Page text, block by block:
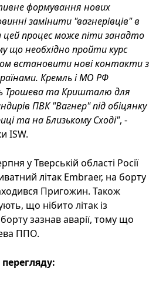
формування нових
замінити "вагнерівців" в
цей процес може піти занадто
що необхідно пройти курс
встановити нові контакти з
Кремль і МО РФ
Трошева та Кришталю для
ПВК "Вагнер" під обіцянку
та на Близькому Сході", -
ISW.
у Тверській області Росії
літак Embraer, на борту
Пригожин. Також
що нібито літак із
зазнав аварії, тому що
ППО.